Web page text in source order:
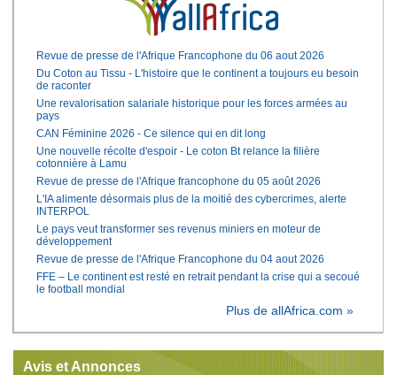
Revue de presse de l'Afrique Francophone du 06 aout 2026
Du Coton au Tissu - L'histoire que le continent a toujours eu besoin
de raconter
Une revalorisation salariale historique pour les forces armées au
pays
CAN Féminine 2026 - Ce silence qui en dit long
Une nouvelle récolte d'espoir - Le coton Bt relance la filière
cotonnière à Lamu
Revue de presse de l'Afrique francophone du 05 août 2026
L'IA alimente désormais plus de la moitié des cybercrimes, alerte
INTERPOL
Le pays veut transformer ses revenus miniers en moteur de
développement
Revue de presse de l'Afrique Francophone du 04 aout 2026
FFE – Le continent est resté en retrait pendant la crise qui a secoué
le football mondial
Plus de allAfrica.com »
Avis et Annonces